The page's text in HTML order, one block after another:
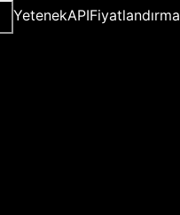
YetenekAPIFiyatlandırma